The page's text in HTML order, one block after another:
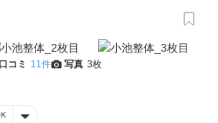
口コミ 11件 写真 3枚